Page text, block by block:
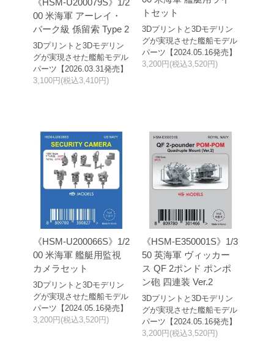
00 米海軍 アーレイ・
バーク級 係留索 Type 2
3Dプリントと3Dモデリン
グが実現させた艦船モデル
パーツ【2026.03.31発売】
3,100円(税込3,410円)
トセット
3Dプリントと3Dモデリン
グが実現させた艦船モデル
パーツ【2024.05.16発売】
3,200円(税込3,520円)
《HSM-U200066S》1/2
00 米海軍 艦艇用監視
カメラセット
3Dプリントと3Dモデリン
グが実現させた艦船モデル
パーツ【2024.05.16発売】
3,200円(税込3,520円)
《HSM-E350001S》1/3
50 英海軍 ヴィッカー
ス QF 2ポンド ポンポ
ン砲 四連装 Ver.2
3Dプリントと3Dモデリン
グが実現させた艦船モデル
パーツ【2024.05.16発売】
3,200円(税込3,520円)